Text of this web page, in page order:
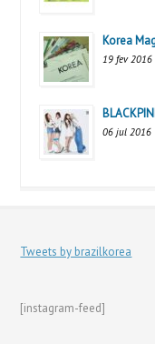
Korea
19 fev 2016
06 jul 2016
Tweets by brazilkorea
[instagram-feed]